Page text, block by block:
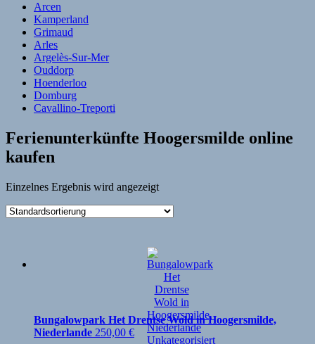
Arcen
Kamperland
Grimaud
Arles
Argelès-Sur-Mer
Ouddorp
Hoenderloo
Domburg
Cavallino-Treporti
Ferienunterkünfte Hoogersmilde online
kaufen
Einzelnes Ergebnis wird angezeigt
Bungalowpark Het Drentse Wold in Hoogersmilde,
Niederlande 250,00 €